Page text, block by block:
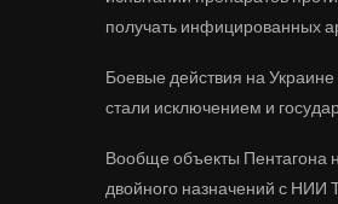
получать инфицированных
Боевые действия на
стали исключением и
Вообще объекты Пентагона
двойного назначений с НИИ